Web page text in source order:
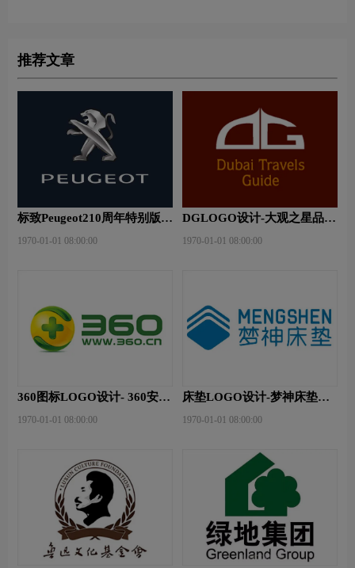
推荐文章
标致Peugeot210周年特别版新
1970-01-01 08:00:00
DGLOGO设计-大观之星品牌
1970-01-01 08:00:00
360图标LOGO设计- 360安全
1970-01-01 08:00:00
床垫LOGO设计-梦神床垫品
1970-01-01 08:00:00